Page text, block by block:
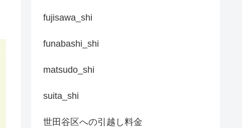
fujisawa_shi
funabashi_shi
matsudo_shi
suita_shi
世田谷区への引越し料金